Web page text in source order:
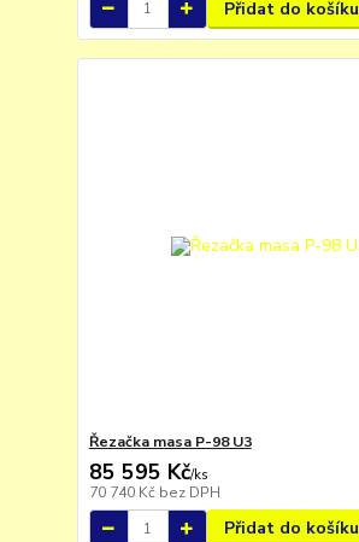
Přidat do košíku
Řezačka masa P-98 U3
85 595 Kč/ks
70 740 Kč bez DPH
Přidat do košíku